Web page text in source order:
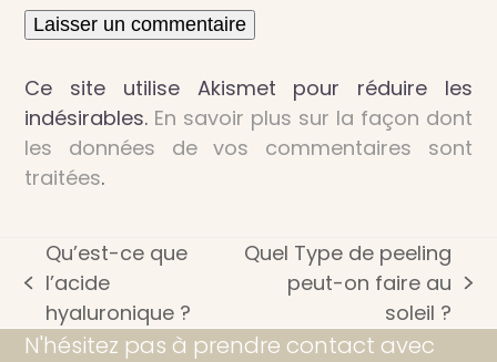
Ce site utilise Akismet pour réduire les
indésirables. En savoir plus sur la façon dont
les données de vos commentaires sont
traitées.
previous
post:
Qu’est-ce que
l’acide
hyaluronique ?
post:
Quel Type de peeling
peut-on faire au
soleil ?
N'hésitez pas à prendre contact avec